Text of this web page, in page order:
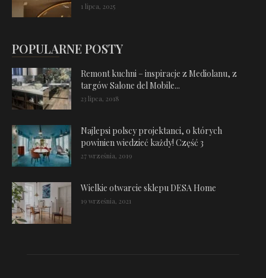
1 lipca, 2025
POPULARNE POSTY
Remont kuchni – inspiracje z Mediolanu, z
targów Salone del Mobile...
23 lipca, 2018
Najlepsi polscy projektanci, o których
powinien wiedzieć każdy! Część 3
27 września, 2019
Wielkie otwarcie sklepu DESA Home
19 września, 2021